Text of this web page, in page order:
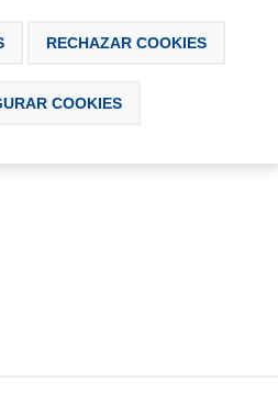
RECHAZAR COOKIES
COOKIES